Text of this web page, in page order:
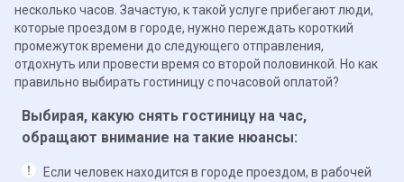
несколько часов. Зачастую, к такой услуге прибегают люди,
которые проездом в городе, нужно переждать короткий
промежуток времени до следующего отправления,
отдохнуть или провести время со второй половинкой. Но как
правильно выбирать гостиницу с почасовой оплатой?
Выбирая, какую снять гостиницу на час,
обращают внимание на такие нюансы:
Если человек находится в городе проездом, в рабочей